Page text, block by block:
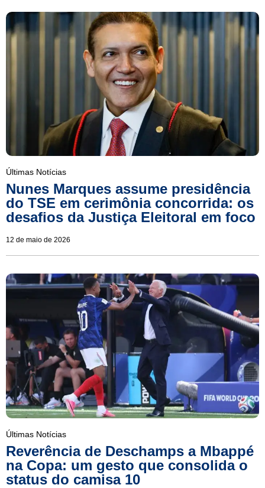
Últimas Notícias
Nunes Marques assume presidência
do TSE em cerimônia concorrida: os
desafios da Justiça Eleitoral em foco
12 de maio de 2026
Últimas Notícias
Reverência de Deschamps a Mbappé
na Copa: um gesto que consolida o
status do camisa 10